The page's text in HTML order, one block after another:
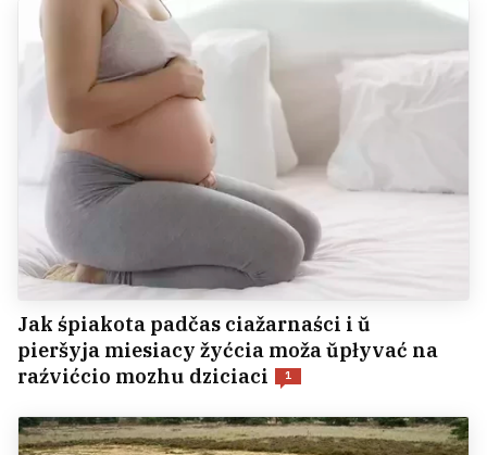
Jak śpiakota padčas ciažarnaści i ŭ
pieršyja miesiacy žyćcia moža ŭpłyvać na
raźvićcio mozhu dziciaci
1